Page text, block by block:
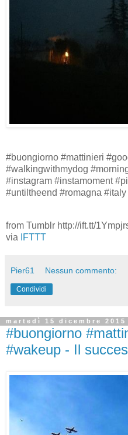
#buongiorno #mattinieri
#walkingwithmydog
#instagram #instamoment
#untiltheend #romagna #italy
from Tumblr http://ift.tt/
via
IFTTT
Pier61 Nessun commento:
Condividi
martedì 15 dicembre 2015
#buongiorno
#wakeup - Il